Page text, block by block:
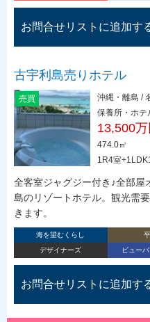
お問合せリストに追加す
古宇利島売りホテル
売買
沖縄・離島 /
保養所・ホテ
13,500万
474.0㎡
1R4室
全客室ジャグジー付き♪全部屋
島のリゾートホテル。観光需
きます。
海を望むくらし
デザイナーズ
ビュー
お問合せリストに追加す